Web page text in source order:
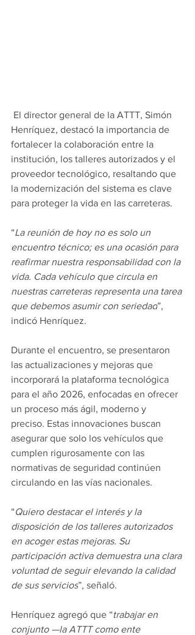
El director general de la ATTT, Simón
Henríquez, destacó la importancia de
fortalecer la colaboración entre la
institución, los talleres autorizados y el
proveedor tecnológico, resaltando que
la modernización del sistema es clave
para proteger la vida en las carreteras.
“La reunión de hoy no es solo un
encuentro técnico; es una ocasión para
reafirmar nuestra responsabilidad con la
vida. Cada vehículo que circula en
nuestras carreteras representa una tarea
que debemos asumir con seriedad”,
indicó Henríquez.
Durante el encuentro, se presentaron
las actualizaciones y mejoras que
incorporará la plataforma tecnológica
para el año 2026, enfocadas en ofrecer
un proceso más ágil, moderno y
preciso. Estas innovaciones buscan
asegurar que solo los vehículos que
cumplen rigurosamente con las
normativas de seguridad continúen
circulando en las vías nacionales.
“Quiero destacar el interés y la
disposición de los talleres autorizados
en acoger estas mejoras. Su
participación activa demuestra una clara
voluntad de seguir elevando la calidad
de sus servicios”, señaló.
Henríquez agregó que “trabajar en
conjunto —la ATTT como ente